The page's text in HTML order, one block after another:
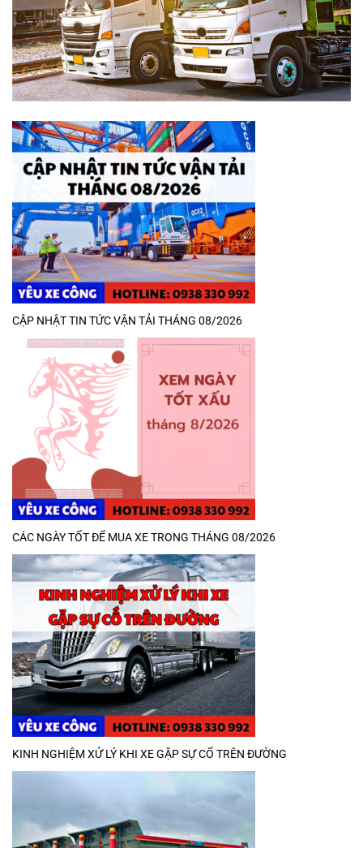
CẬP NHẬT TIN TỨC VẬN TẢI THÁNG 08/2026
CÁC NGÀY TỐT ĐỂ MUA XE TRONG THÁNG 08/2026
KINH NGHIỆM XỬ LÝ KHI XE GẶP SỰ CỐ TRÊN ĐƯỜNG